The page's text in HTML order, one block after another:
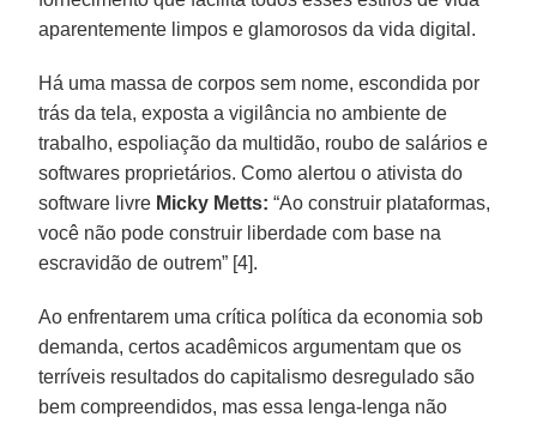
aparentemente limpos e glamorosos da vida digital.
Há uma massa de corpos sem nome, escondida por
trás da tela, exposta a vigilância no ambiente de
trabalho, espoliação da multidão, roubo de salários e
softwares proprietários. Como alertou o ativista do
software livre Micky Metts: “Ao construir plataformas,
você não pode construir liberdade com base na
escravidão de outrem” [4].
Ao enfrentarem uma crítica política da economia sob
demanda, certos acadêmicos argumentam que os
terríveis resultados do capitalismo desregulado são
bem compreendidos, mas essa lenga-lenga não